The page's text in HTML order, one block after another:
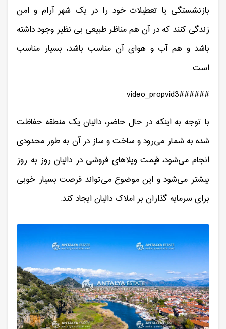
بازنشستگی یا تعطیلات خود را در یک شهر آرام و امن
زندگی کنند که در آن هم مناظر طبیعی بی نظیر وجود داشته
باشد و هم آب و هوای آن مناسب باشد، بسیار مناسب
است.
###video_propvid3###
با توجه به اینکه در حال حاضر، دالیان یک منطقه حفاظت
شده به شمار می‌رود و ساخت و ساز در آن به طور محدودی
انجام می‌شود، قیمت ویلاهای فروشی در دالیان روز به روز
بیشتر می‌شود و این موضوع می‌تواند فرصت بسیار خوبی
برای سرمایه گذاران بر املاک دالیان ایجاد کند.